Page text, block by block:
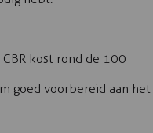
kost rond de 100
goed voorbereid aan het